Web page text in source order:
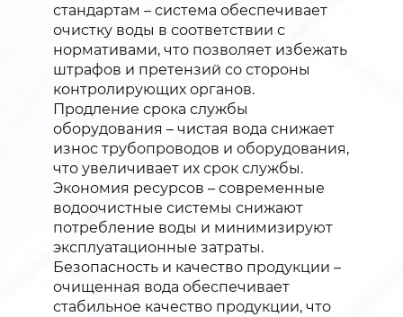
стандартам – система обеспечивает
очистку воды в соответствии с
нормативами, что позволяет избежать
штрафов и претензий со стороны
контролирующих органов.
Продление срока службы
оборудования – чистая вода снижает
износ трубопроводов и оборудования,
что увеличивает их срок службы.
Экономия ресурсов – современные
водоочистные системы снижают
потребление воды и минимизируют
эксплуатационные затраты.
Безопасность и качество продукции –
очищенная вода обеспечивает
стабильное качество продукции, что